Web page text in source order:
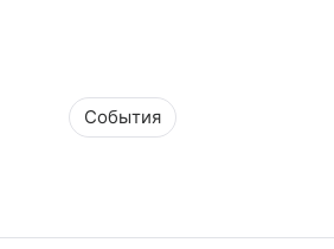
События